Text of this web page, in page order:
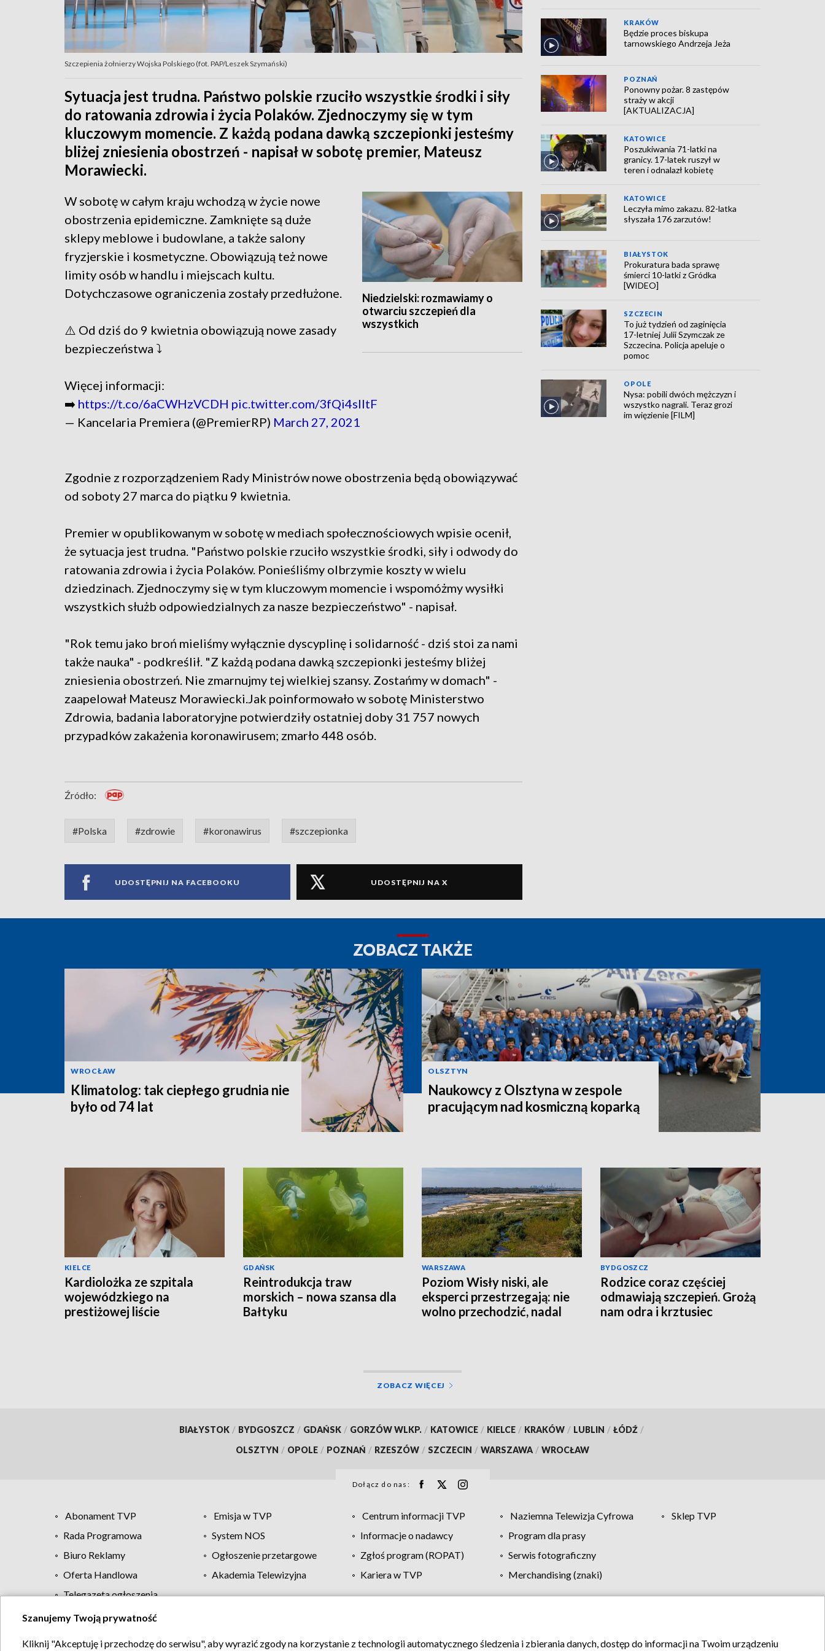
Szczepienia żołnierzy Wojska Polskiego (fot. PAP/Leszek Szymański)
Sytuacja jest trudna. Państwo polskie rzuciło wszystkie środki i siły
do ratowania zdrowia i życia Polaków. Zjednoczymy się w tym
kluczowym momencie. Z każdą podana dawką szczepionki jesteśmy
bliżej zniesienia obostrzeń - napisał w sobotę premier, Mateusz
Morawiecki.
Niedzielski: rozmawiamy o
otwarciu szczepień dla
wszystkich
W sobotę w całym kraju wchodzą w życie nowe
obostrzenia epidemiczne. Zamknięte są duże
sklepy meblowe i budowlane, a także salony
fryzjerskie i kosmetyczne. Obowiązują też nowe
limity osób w handlu i miejscach kultu.
Dotychczasowe ograniczenia zostały przedłużone.
⚠️ Od dziś do 9 kwietnia obowiązują nowe zasady
bezpieczeństwa ⤵
Więcej informacji:
➡️ https://t.co/6aCWHzVCDH pic.twitter.com/3fQi4slltF
— Kancelaria Premiera (@PremierRP) March 27, 2021
Zgodnie z rozporządzeniem Rady Ministrów nowe obostrzenia będą obowiązywać
od soboty 27 marca do piątku 9 kwietnia.
Premier w opublikowanym w sobotę w mediach społecznościowych wpisie ocenił,
że sytuacja jest trudna. "Państwo polskie rzuciło wszystkie środki, siły i odwody do
ratowania zdrowia i życia Polaków. Ponieśliśmy olbrzymie koszty w wielu
dziedzinach. Zjednoczymy się w tym kluczowym momencie i wspomóżmy wysiłki
wszystkich służb odpowiedzialnych za nasze bezpieczeństwo" - napisał.
"Rok temu jako broń mieliśmy wyłącznie dyscyplinę i solidarność - dziś stoi za nami
także nauka" - podkreślił. "Z każdą podana dawką szczepionki jesteśmy bliżej
zniesienia obostrzeń. Nie zmarnujmy tej wielkiej szansy. Zostańmy w domach" -
zaapelował Mateusz Morawiecki.Jak poinformowało w sobotę Ministerstwo
Zdrowia, badania laboratoryjne potwierdziły ostatniej doby 31 757 nowych
przypadków zakażenia koronawirusem; zmarło 448 osób.
Źródło:
#Polska #zdrowie #koronawirus #szczepionka
UDOSTĘPNIJ NA FACEBOOKU UDOSTĘPNIJ NA X
KRAKÓW
Będzie proces biskupa
tarnowskiego Andrzeja Jeża
POZNAŃ
Ponowny pożar. 8 zastępów
straży w akcji
[AKTUALIZACJA]
KATOWICE
Poszukiwania 71-latki na
granicy. 17-latek ruszył w
teren i odnalazł kobietę
KATOWICE
Leczyła mimo zakazu. 82-latka
słyszała 176 zarzutów!
BIAŁYSTOK
Prokuratura bada sprawę
śmierci 10-latki z Gródka
[WIDEO]
SZCZECIN
To już tydzień od zaginięcia
17-letniej Julii Szymczak ze
Szczecina. Policja apeluje o
pomoc
OPOLE
Nysa: pobili dwóch mężczyzn i
wszystko nagrali. Teraz grozi
im więzienie [FILM]
ZOBACZ TAKŻE
WROCŁAW
Klimatolog: tak ciepłego grudnia nie
było od 74 lat
OLSZTYN
Naukowcy z Olsztyna w zespole
pracującym nad kosmiczną koparką
KIELCE
Kardiolożka ze szpitala
wojewódzkiego na
prestiżowej liście
GDAŃSK
Reintrodukcja traw
morskich – nowa szansa dla
Bałtyku
WARSZAWA
Poziom Wisły niski, ale
eksperci przestrzegają: nie
wolno przechodzić, nadal
BYDGOSZCZ
Rodzice coraz częściej
odmawiają szczepień. Grożą
nam odra i krztusiec
ZOBACZ WIĘCEJ
BIAŁYSTOK / BYDGOSZCZ / GDAŃSK / GORZÓW WLKP. / KATOWICE / KIELCE / KRAKÓW / LUBLIN / ŁÓDŹ /
OLSZTYN / OPOLE / POZNAŃ / RZESZÓW / SZCZECIN / WARSZAWA / WROCŁAW
Dołącz do nas:
Abonament TVP Emisja w TVP Centrum informacji TVP Naziemna Telewizja Cyfrowa
Sklep TVP
Rada Programowa
System NOS Informacje o nadawcy
Program dla prasy
Biuro Reklamy
Ogłoszenie przetargowe Zgłoś program (ROPAT)
Serwis fotograficzny
Oferta Handlowa
Akademia Telewizyjna Kariera w TVP
Merchandising (znaki)
Telegazeta ogłoszenia
Regulamin TVP Polityka prywatności Moje zgody Pomoc Biuro reklamy Kontakt
Szanujemy Twoją prywatność
Kliknij "Akceptuję i przechodzę do serwisu", aby wyrazić zgody na korzystanie z technologii automatycznego śledzenia i zbierania danych, dostęp do informacji na Twoim urządzeniu